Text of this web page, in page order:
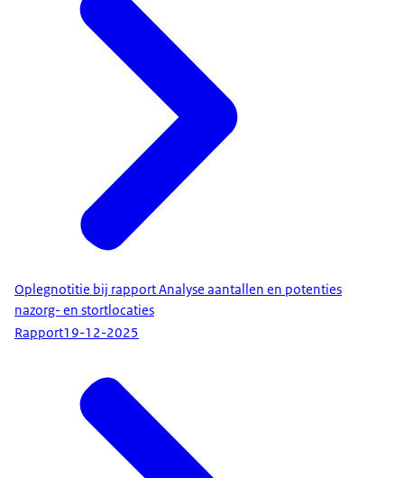
Oplegnotitie bij rapport Analyse aantallen en potenties
nazorg- en stortlocaties
Rapport19-12-2025